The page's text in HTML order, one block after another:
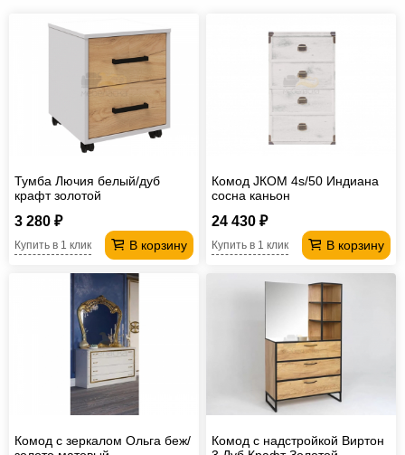
Тумба Лючия белый/дуб
крафт золотой
3 280 ₽
В корзину
Купить в 1 клик
Комод JКОМ 4s/50 Индиана
сосна каньон
24 430 ₽
В корзину
Купить в 1 клик
Комод с зеркалом Ольга беж/
Комод с надстройкой Виртон